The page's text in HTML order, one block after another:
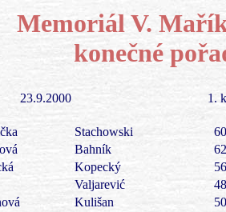
Memoriál V.
konečné
23.9.2000 1.
Stachowski
Bahník
Kopecký
Valjarević
Kulišan